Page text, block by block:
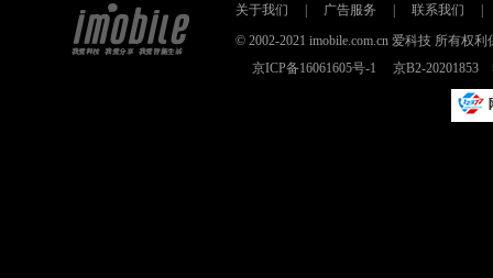
关于我们 广告服务 联系我们
© 2002-2021 imobile.com.cn 爱科技 所有权
京ICP备16061605号-1
京B2-20201853